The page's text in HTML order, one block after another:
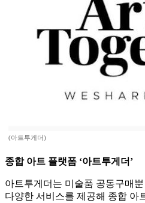
(아트투게더)
종합 아트 플랫폼 ‘아트투게더’
아트투게더는 미술품 공동구매
다양한 서비스를 제공해 종합 아